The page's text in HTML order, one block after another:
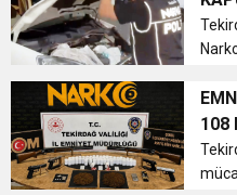
BAYRAMI DEĞİL,
15:35 ÇERKEZKÖY’ÜN CAN
DEĞİŞİM
12:32 YENİDEN REFAH
YENİ BAŞKAN ATANDI
17:43 6. GELENEKSEL
11
imza
108